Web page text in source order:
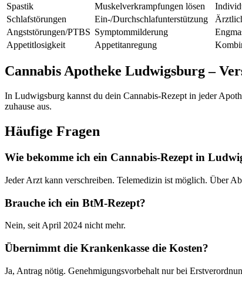
Spastik
Muskelverkrampfungen lösen
Schlafstörungen
Ein-/Durchschlafunterstützung
Angststörungen/PTBS Symptommilderung
Appetitlosigkeit
Appetitanregung
Cannabis Apotheke Ludwigsburg –
In Ludwigsburg kannst du dein Cannabis-Rezept in jeder
zuhause aus.
Häufige Fragen
Wie bekomme ich ein Cannabis-Rezept in
Jeder Arzt kann verschreiben. Telemedizin ist möglich. Über
Brauche ich ein BtM-Rezept?
Nein, seit April 2024 nicht mehr.
Übernimmt die Krankenkasse die Kosten?
Ja, Antrag nötig. Genehmigungsvorbehalt nur bei